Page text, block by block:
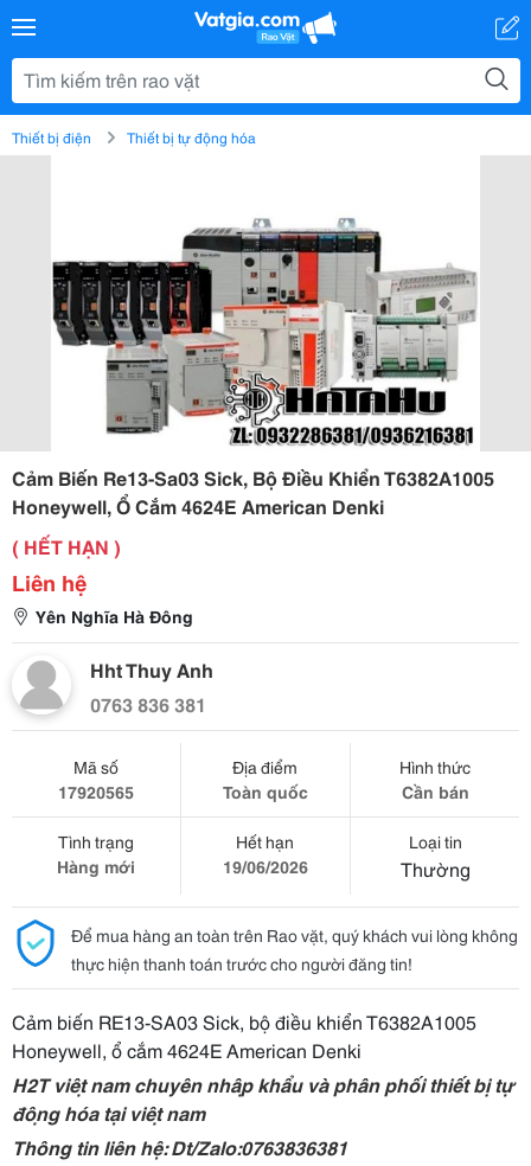
Thiết bị điện Thiết bị tự động hóa
Cảm Biến Re13-Sa03 Sick, Bộ Điều Khiển T6382A1005
Honeywell, Ổ Cắm 4624E American Denki
( HẾT HẠN )
Liên hệ
Yên Nghĩa Hà Đông
Hht Thuy Anh
0763 836 381
Mã số
17920565
Địa điểm
Toàn quốc
Hình thức
Cần bán
Tình trạng
Hàng mới
Hết hạn
19/06/2026
Loại tin
Thường
Để mua hàng an toàn trên Rao vặt, quý khách vui lòng không
thực hiện thanh toán trước cho người đăng tin!
Cảm biến RE13-SA03 Sick, bộ điều khiển T6382A1005
Honeywell, ổ cắm 4624E American Denki
H2T việt nam chuyên nhập khẩu và phân phối thiết bị tự
động hóa tại việt nam
Thông tin liên hệ: Dt/Zalo:0763836381